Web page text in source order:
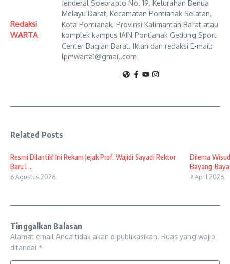
Redaksi
WARTA
Jenderal Soeprapto No. 19, Kelurahan Benua
Melayu Darat, Kecamatan Pontianak Selatan,
Kota Pontianak, Provinsi Kalimantan Barat atau
komplek kampus IAIN Pontianak Gedung Sport
Center Bagian Barat. Iklan dan redaksi E-mail:
lpmwarta1@gmail.com
Related Posts
Resmi Dilantik! Ini Rekam Jejak Prof. Wajidi Sayadi Rektor
Baru I ...
6 Agustus 2026
Dilema
Bayang-
7 April 2026
Tinggalkan Balasan
Alamat email Anda tidak akan dipublikasikan. Ruas yang wajib
ditandai *